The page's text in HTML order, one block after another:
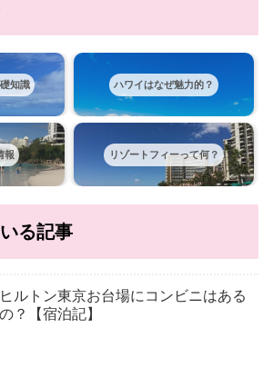
知識 ハワイはなぜ魅力的？
報 リゾートフィーって何？
る記事
ヒルトン東京お台場にコンビニはある
の？【宿泊記】